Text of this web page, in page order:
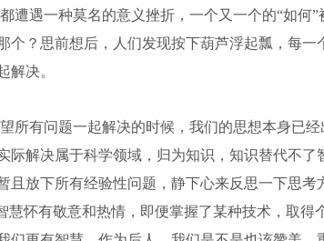
遭遇一种莫名的意义挫折，一个又一个的“如
？思前想后，人们发现按下葫芦浮起瓢，每一
解决。
所有问题一起解决的时候，我们的思想本身已
解决属于科学领域，归为知识，知识替代不
放下所有经验性问题，静下心来反思一下思考
怀有敬意和热情，即便掌握了某种技术，取得